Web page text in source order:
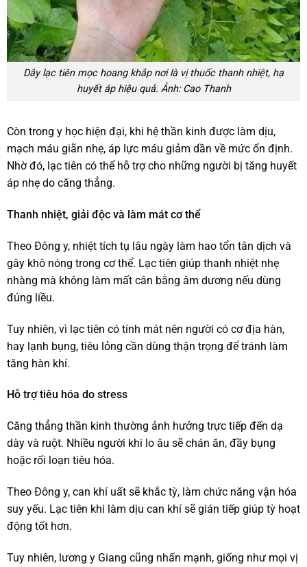
Dây lạc tiên mọc hoang khắp nơi là vị thuốc thanh nhiệt, hạ
huyết áp hiệu quả. Ảnh: Cao Thanh
Còn trong y học hiện đại, khi hệ thần kinh được làm dịu,
mạch máu giãn nhẹ, áp lực máu giảm dần về mức ổn định.
Nhờ đó, lạc tiên có thể hỗ trợ cho những người bị tăng huyết
áp nhẹ do căng thẳng.
Thanh nhiệt, giải độc và làm mát cơ thể
Theo Đông y, nhiệt tích tụ lâu ngày làm hao tổn tân dịch và
gây khô nóng trong cơ thể. Lạc tiên giúp thanh nhiệt nhẹ
nhàng mà không làm mất cân bằng âm dương nếu dùng
đúng liều.
Tuy nhiên, vì lạc tiên có tính mát nên người có cơ địa hàn,
hay lạnh bụng, tiêu lỏng cần dùng thận trọng để tránh làm
tăng hàn khí.
Hỗ trợ tiêu hóa do stress
Căng thẳng thần kinh thường ảnh hưởng trực tiếp đến dạ
dày và ruột. Nhiều người khi lo âu sẽ chán ăn, đầy bụng
hoặc rối loạn tiêu hóa.
Theo Đông y, can khí uất sẽ khắc tỳ, làm chức năng vận hóa
suy yếu. Lạc tiên khi làm dịu can khí sẽ gián tiếp giúp tỳ hoạt
động tốt hơn.
Tuy nhiên, lương y Giang cũng nhấn mạnh, giống như mọi vị